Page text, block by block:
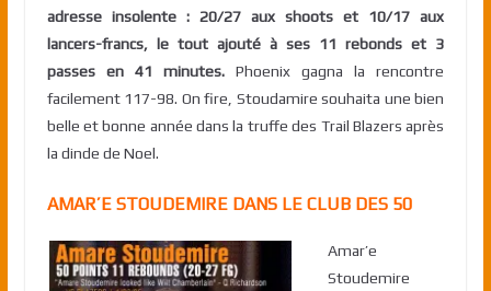
adresse insolente : 20/27 aux shoots et 10/17 aux
lancers-francs, le tout ajouté à ses 11 rebonds et 3
passes en 41 minutes.Phoenix gagna la rencontre
facilement 117-98. On fire, Stoudamire souhaita une bien
belle et bonne année dans la truffe des Trail Blazers après
la dinde de Noel.
AMAR’E STOUDEMIRE DANS LE CLUB DES 50
Amar’e
Stoudemire